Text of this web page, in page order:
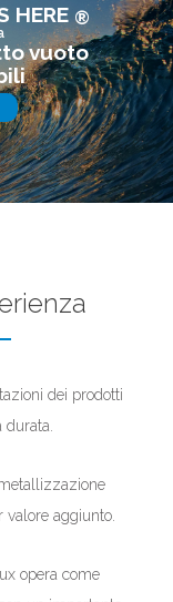
HERE ®
vuoto
dei prodotti
aggiunto.
opera come